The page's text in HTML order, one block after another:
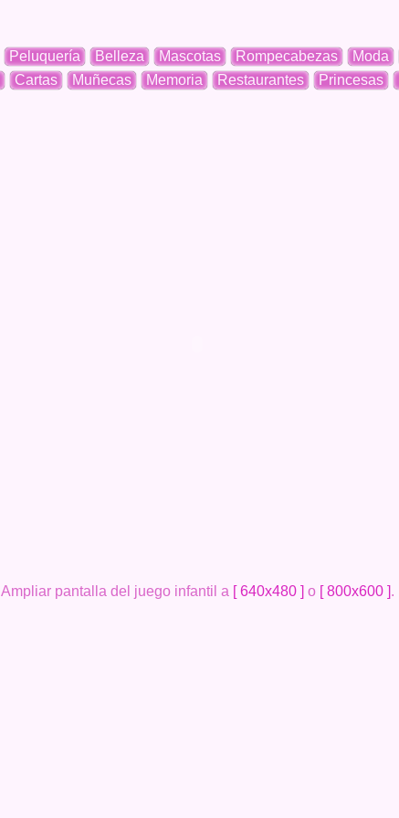
Peluquería Belleza Mascotas Rompecabezas Moda
Cartas Muñecas Memoria Restaurantes Princesas
Ampliar pantalla del juego infantil a [ 640x480 ] o [ 800x600 ].